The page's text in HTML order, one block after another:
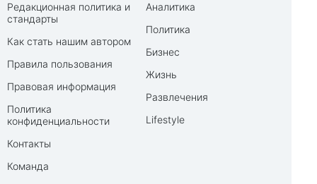
Редакционная политика и
стандарты
Как стать нашим автором
Правила пользования
Правовая информация
Политика
конфиденциальности
Контакты
Команда
Аналитика
Политика
Бизнес
Жизнь
Развлечения
Lifestyle